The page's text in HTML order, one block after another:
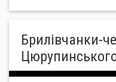
Брилівчанки-